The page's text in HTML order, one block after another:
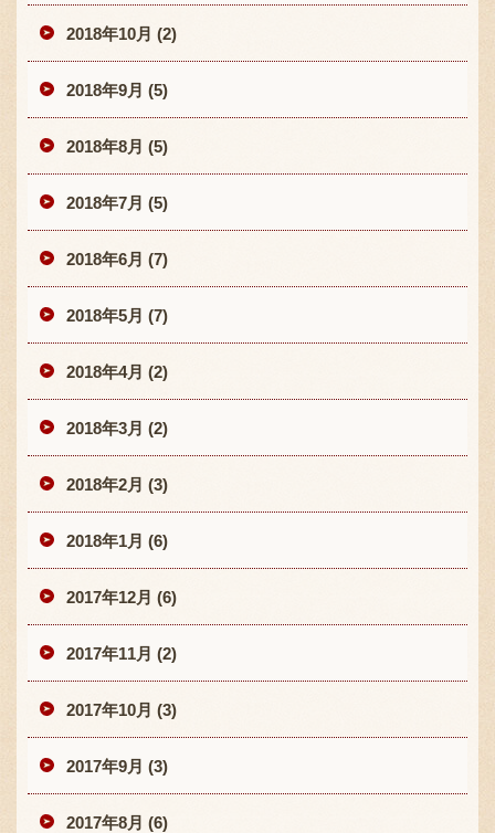
2018年10月 (2)
2018年9月 (5)
2018年8月 (5)
2018年7月 (5)
2018年6月 (7)
2018年5月 (7)
2018年4月 (2)
2018年3月 (2)
2018年2月 (3)
2018年1月 (6)
2017年12月 (6)
2017年11月 (2)
2017年10月 (3)
2017年9月 (3)
2017年8月 (6)